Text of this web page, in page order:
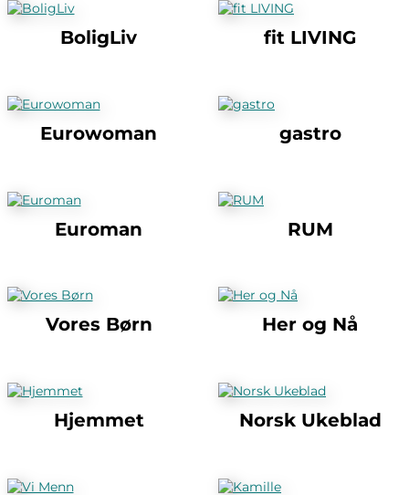
BoligLiv fit LIVING
Eurowoman gastro
Euroman RUM
Vores Børn Her og Nå
Hjemmet Norsk Ukeblad